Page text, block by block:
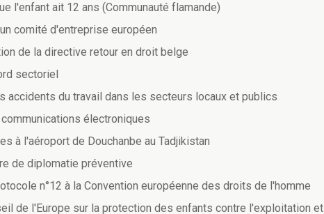
l'enfant ait 12 ans (Communauté flamande)
comité d'entreprise européen
de la directive retour en droit belge
sectoriel
accidents du travail dans les secteurs locaux et publics
électroniques
à l'aéroport de Douchanbe au Tadjikistan
de diplomatie préventive
n°12 à la Convention européenne des droits de l'homme
de l'Europe sur la protection des enfants contre l'exploitation et